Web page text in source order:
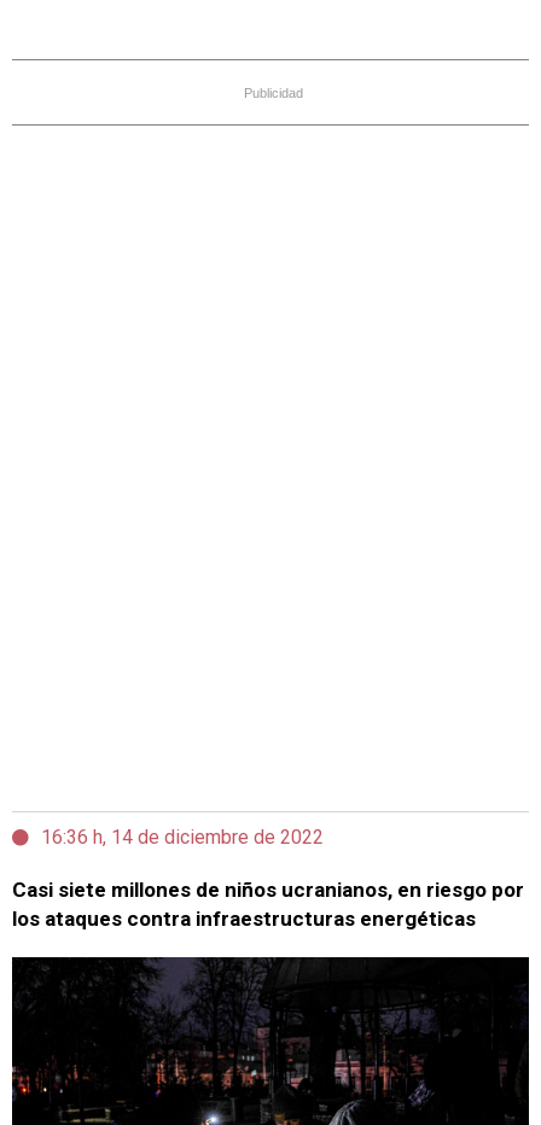
Publicidad
16:36 h, 14 de diciembre de 2022
Casi siete millones de niños ucranianos, en riesgo por
los ataques contra infraestructuras energéticas